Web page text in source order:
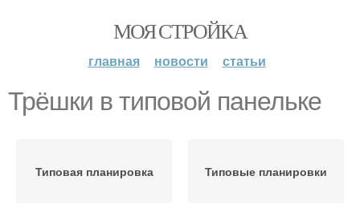
МОЯ СТРОЙКА
главная новости статьи
Трёшки в типовой панельке
Типовая планировка Типовые планировки